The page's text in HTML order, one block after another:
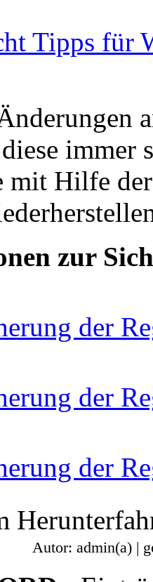
Tipps für
immer
mit Hilfe
zur
der
der
der
Autor: admin(a) |